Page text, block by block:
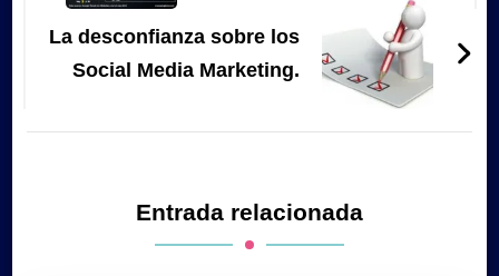
La desconfianza sobre los
Social Media Marketing.
Entrada relacionada